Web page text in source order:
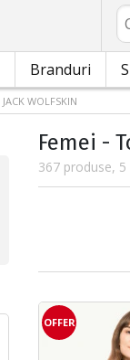
Branduri
JACK WOLFSKIN
Femei -
367 produse, 5
OFFER